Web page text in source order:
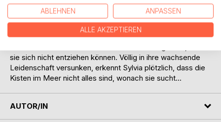
realistisch, dass sie gegen jede Vernunft beschließt,
danach zu suchen! Der attraktive Fischer
David Ackland erklärt sich widerwillig bereit, ihr mit seinem
Boot bei der Suche zu helfen. Aus gegenseitigem
sie sich nicht entziehen können. Völlig in ihre wachsende
Leidenschaft versunken, erkennt Sylvia plötzlich, dass die
Kisten im Meer nicht alles sind, wonach sie sucht...
AUTOR/IN
ABLEHNEN ANPASSEN
ALLE AKZEPTIEREN